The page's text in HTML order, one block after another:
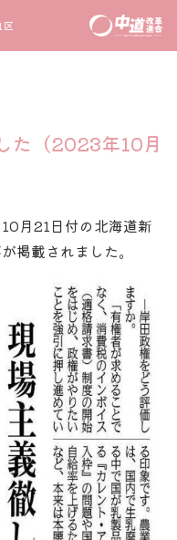
た（2023年10月
月21日付の北海道新
掲載されました。